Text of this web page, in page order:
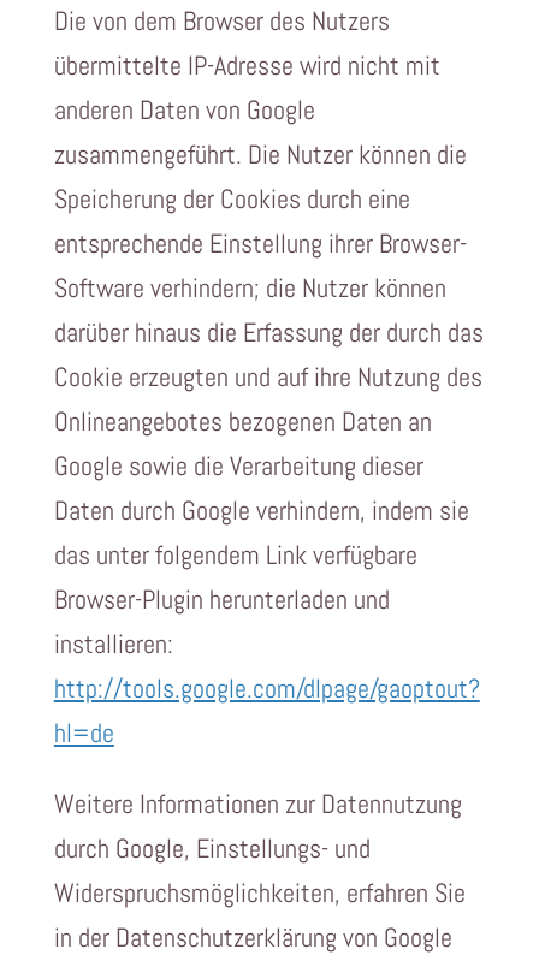
Die von dem Browser des Nutzers
übermittelte IP-Adresse wird nicht mit
anderen Daten von Google
zusammengeführt. Die Nutzer können die
Speicherung der Cookies durch eine
entsprechende Einstellung ihrer Browser-
Software verhindern; die Nutzer können
darüber hinaus die Erfassung der durch das
Cookie erzeugten und auf ihre Nutzung des
Onlineangebotes bezogenen Daten an
Google sowie die Verarbeitung dieser
Daten durch Google verhindern, indem sie
das unter folgendem Link verfügbare
Browser-Plugin herunterladen und
installieren:
http://tools.google.com/dlpage/gaoptout?
hl=de
Weitere Informationen zur Datennutzung
durch Google, Einstellungs- und
Widerspruchsmöglichkeiten, erfahren Sie
in der Datenschutzerklärung von Google